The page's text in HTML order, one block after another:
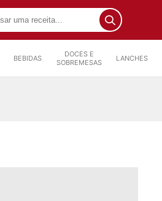
BEBIDAS
DOCES E
SOBREMESAS
LANCHES